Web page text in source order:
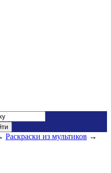
Раскраски из мультиков →